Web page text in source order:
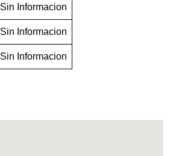
Sin Informacion
Sin Informacion
Sin Informacion